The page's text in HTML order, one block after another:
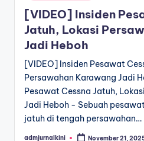
n[VIDEO] Insiden
Jatuh, Lokasi
Jadi Heboh
[VIDEO] Insiden Pesawat
Persawahan Karawang Jadi
Pesawat Cessna Jatuh,
Jadi Heboh - Sebuah
jatuh di tengah persawahan…
admjurnalkini November 21,